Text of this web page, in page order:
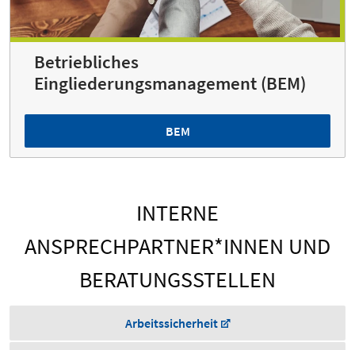
Betriebliches
Eingliederungsmanagement (BEM)
BEM
INTERNE
ANSPRECHPARTNER*INNEN UND
BERATUNGSSTELLEN
Arbeitssicherheit